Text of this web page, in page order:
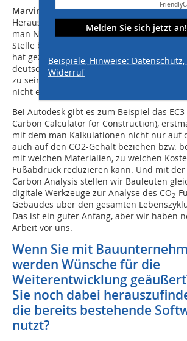
Marvin Theissen:Hier gibt es die größten
Herausforderungen, nicht nur in
man Nachhaltigkeit kalkulieren? Wie
Stelle besser werden? Der State of
hat gezeigt, dass immerhin 28 Prozent der
deutschen Unternehmen bereits KI
zu sein. Aber es ist ein gemeinsames
nicht erreicht ist, und an dem alle arbeiten.
Bei Autodesk gibt es zum Beispiel das
Carbon Calculator for Construction),
mit dem man Kalkulationen nicht nur auf
auch auf den CO2-Gehalt beziehen bzw.
mit welchen Materialien, zu welchen
Fußabdruck reduzieren kann. Und mit der
Carbon Analysis stellen wir Bauleuten
digitale Werkzeuge zur Analyse des CO2-
Gebäudes über den gesamten
Das ist ein guter Anfang, aber wir haben
Arbeit vor uns.
Wenn Sie mit
werden Wünsche für die
Weiterentwicklung
Sie noch dabei
die bereits bestehende
nutzt?
Friendly
Melden Sie sich jetzt an!
Beispiele, Hinweise: Datenschutz,
Widerruf